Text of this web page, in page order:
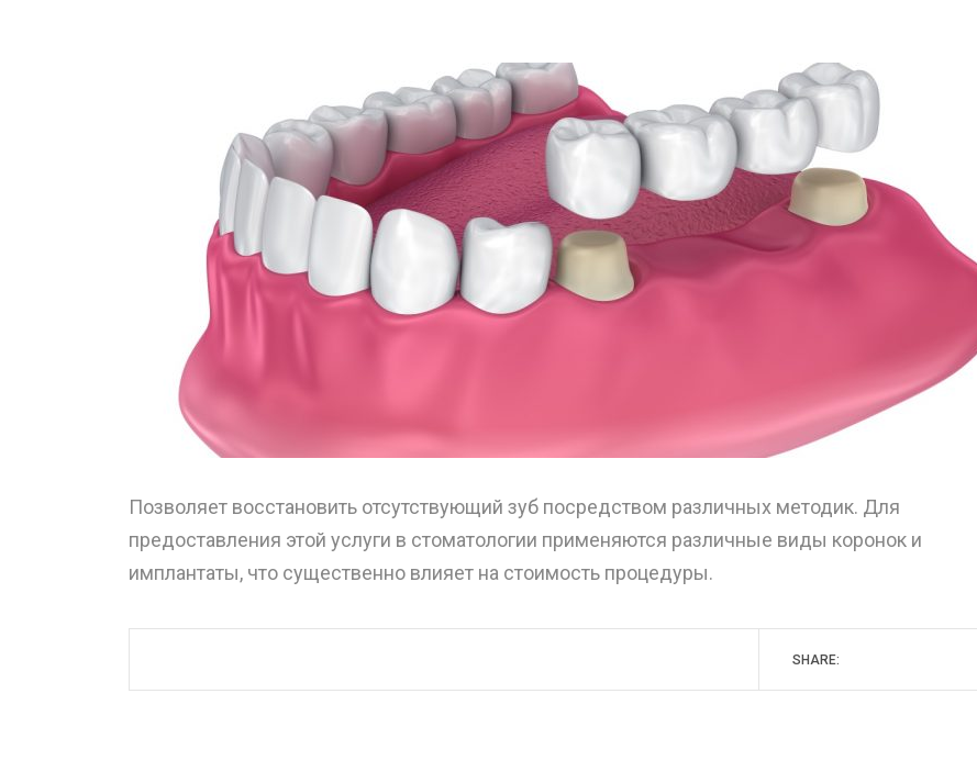
Позволяет восстановить отсутствующий зуб посредством различных методик. Для
предоставления этой услуги в стоматологии применяются различные виды коронок и
имплантаты, что существенно влияет на стоимость процедуры.
SHARE: